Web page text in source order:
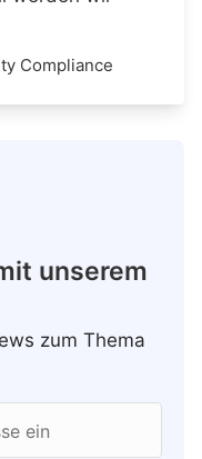
Compliance
unserem
zum Thema
ein